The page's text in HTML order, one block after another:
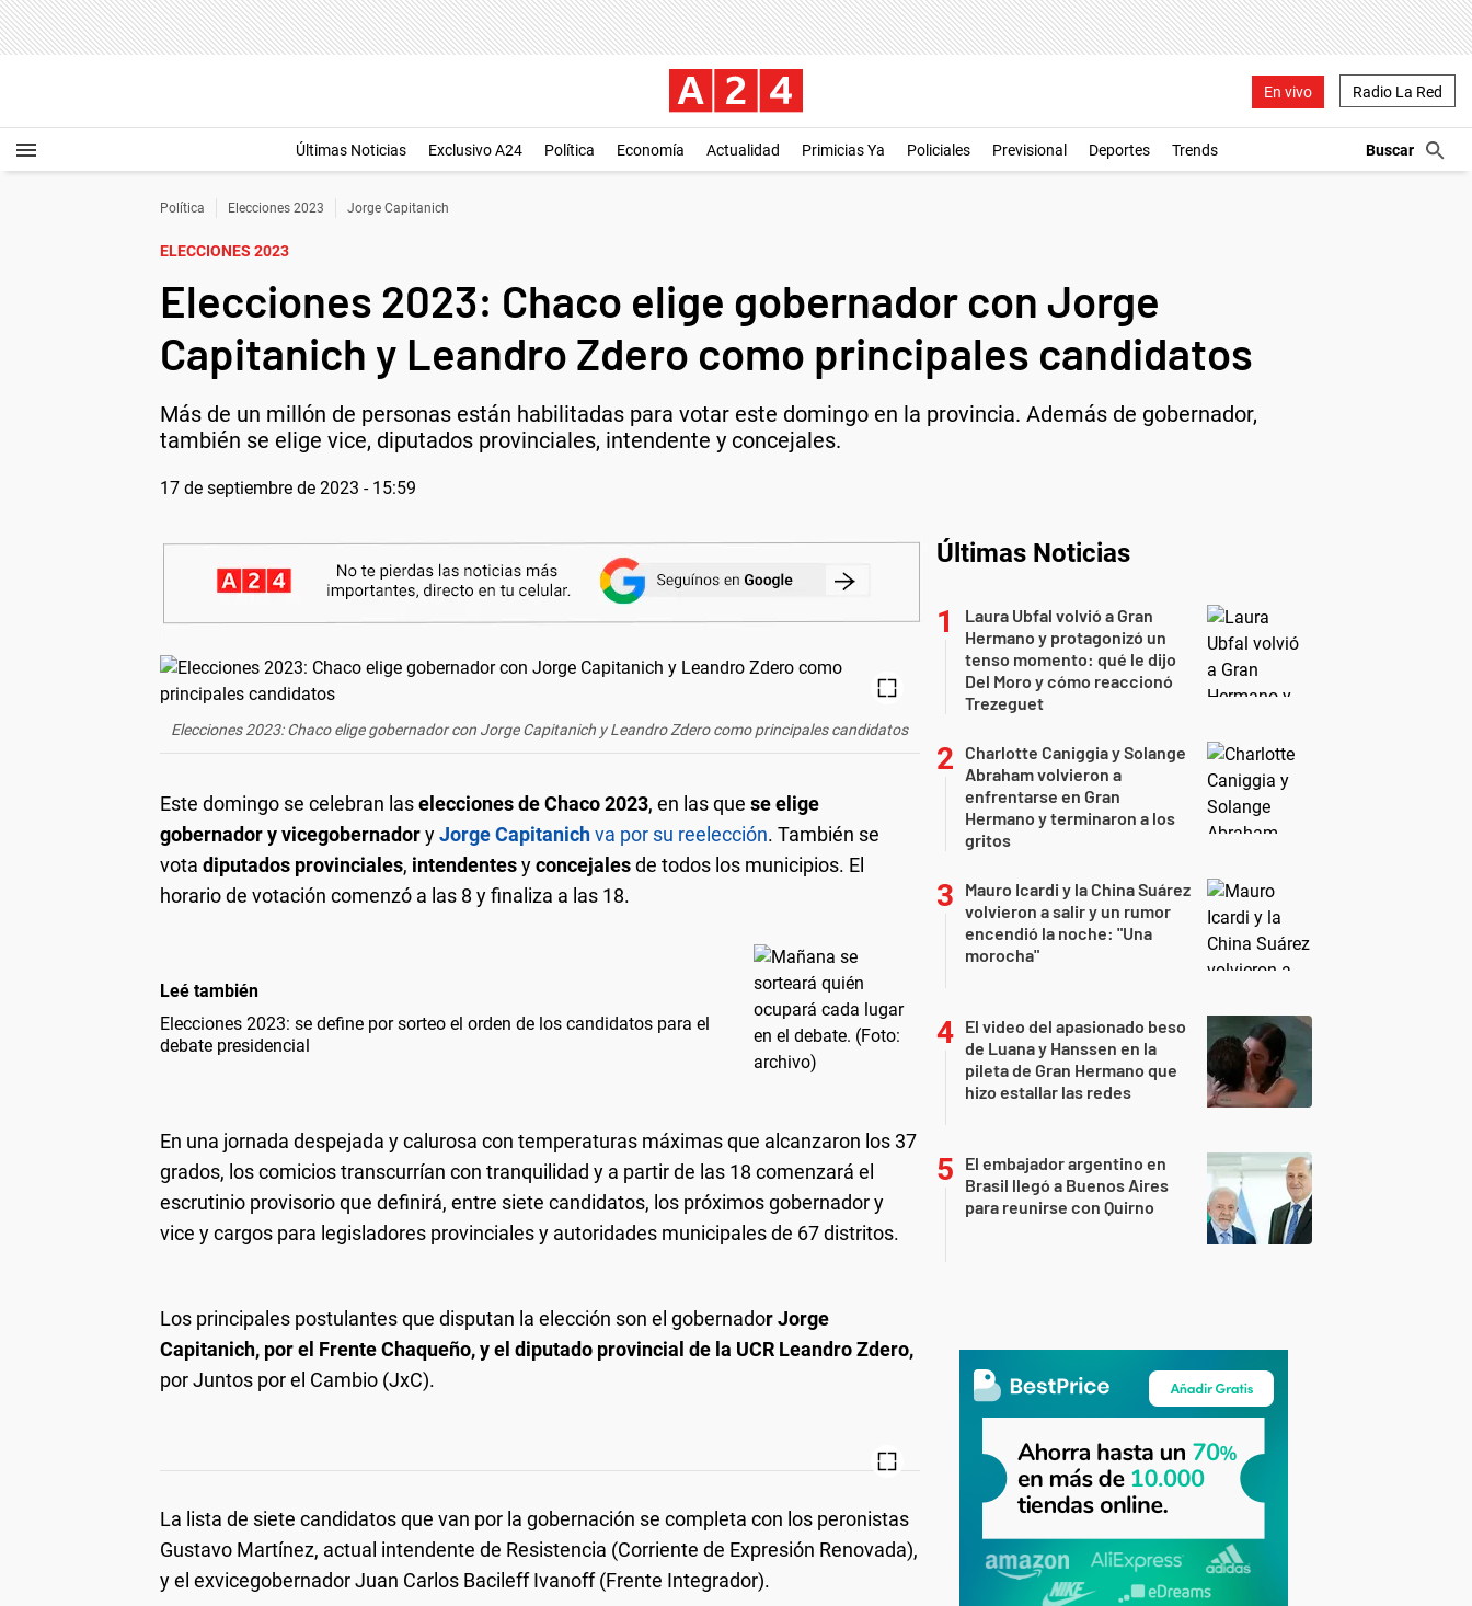
En vivo Radio La Red
Últimas Noticias Exclusivo A24 Política Economía Actualidad Primicias Ya Policiales Previsional Deportes Trends
Política Elecciones 2023 Jorge Capitanich
ELECCIONES 2023
Elecciones 2023: Chaco elige gobernador con Jorge
Capitanich y Leandro Zdero como principales candidatos
Más de un millón de personas están habilitadas para votar este domingo en la provincia. Además de gobernador,
también se elige vice, diputados provinciales, intendente y concejales.
17 de septiembre de 2023 - 15:59
Elecciones 2023: Chaco elige gobernador con Jorge Capitanich y Leandro Zdero como principales candidatos
Este domingo se celebran laselecciones de Chaco 2023, en las que se elige
gobernador y vicegobernadoryJorge Capitanichva por su reelección. También se
vota diputados provinciales, intendentesyconcejalesde todos los municipios. El
horario de votación comenzó a las 8 y finaliza a las 18.
Leé también
Elecciones 2023: se define por sorteo el orden de los candidatos para el
debate presidencial
En una jornada despejada y calurosa con temperaturas máximas que alcanzaron los 37
grados, los comicios transcurrían con tranquilidad y a partir de las 18 comenzará el
escrutinio provisorio que definirá, entre siete candidatos, los próximos gobernador y
vice y cargos para legisladores provinciales y autoridades municipales de 67 distritos.
Los principales postulantes que disputan la elección son el gobernador Jorge
Capitanich, por el Frente Chaqueño, y el diputado provincial de la UCR Leandro Zdero,
por Juntos por el Cambio (JxC).
La lista de siete candidatos que van por la gobernación se completa con los peronistas
Gustavo Martínez, actual intendente de Resistencia (Corriente de Expresión Renovada),
y el exvicegobernador Juan Carlos Bacileff Ivanoff (Frente Integrador).
Últimas Noticias
Laura Ubfal volvió a Gran
Hermano y protagonizó un
tenso momento: qué le dijo
Del Moro y cómo reaccionó
Trezeguet
Charlotte Caniggia y Solange
Abraham volvieron a
enfrentarse en Gran
Hermano y terminaron a los
gritos
Mauro Icardi y la China Suárez
volvieron a salir y un rumor
encendió la noche: "Una
morocha"
El video del apasionado beso
de Luana y Hanssen en la
pileta de Gran Hermano que
hizo estallar las redes
El embajador argentino en
Brasil llegó a Buenos Aires
para reunirse con Quirno